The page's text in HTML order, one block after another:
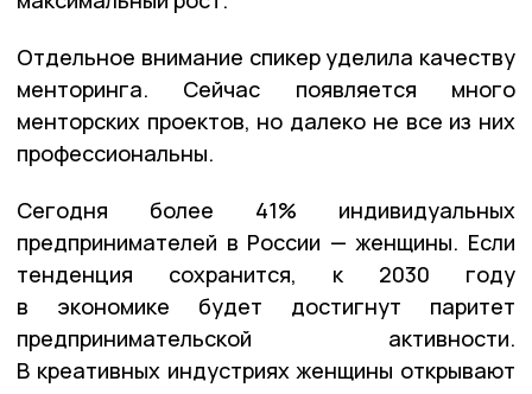
Отдельное внимание спикер уделила качеству
менторинга. Сейчас появляется много
менторских проектов, но далеко не все из них
профессиональны.
Сегодня более 41% индивидуальных
предпринимателей в России — женщины. Если
тенденция сохранится, к 2030 году
в экономике будет достигнут паритет
предпринимательской активности.
В креативных индустриях женщины открывают